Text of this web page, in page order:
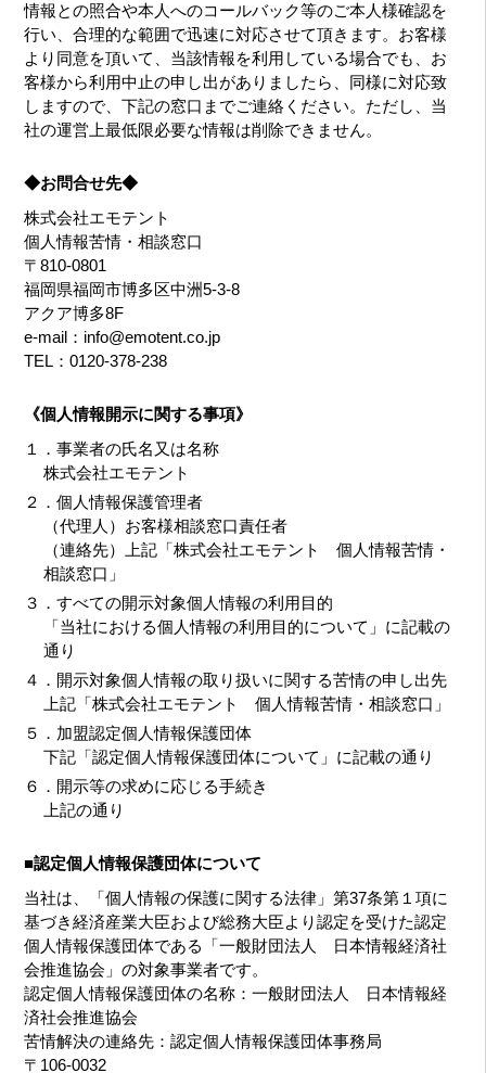
情報との照合や本人へのコールバック等のご本人様確認を
行い、合理的な範囲で迅速に対応させて頂きます。お客様
より同意を頂いて、当該情報を利用している場合でも、お
客様から利用中止の申し出がありましたら、同様に対応致
しますので、下記の窓口までご連絡ください。ただし、当
社の運営上最低限必要な情報は削除できません。
◆お問合せ先◆
株式会社エモテント
個人情報苦情・相談窓口
〒810-0801
福岡県福岡市博多区中洲5-3-8
アクア博多8F
e-mail： info@emotent.co.jp
TEL：0120-378-238
《個人情報開示に関する事項》
１．事業者の氏名又は名称
株式会社エモテント
２．個人情報保護管理者
（代理人）お客様相談窓口責任者
（連絡先）上記「株式会社エモテント 個人情報苦情・
相談窓口」
３．すべての開示対象個人情報の利用目的
「当社における個人情報の利用目的について」に記載の
通り
４．開示対象個人情報の取り扱いに関する苦情の申し出先
上記「株式会社エモテント 個人情報苦情・相談窓口」
５．加盟認定個人情報保護団体
下記「認定個人情報保護団体について」に記載の通り
６．開示等の求めに応じる手続き
上記の通り
■認定個人情報保護団体について
当社は、「個人情報の保護に関する法律」第37条第１項に
基づき経済産業大臣および総務大臣より認定を受けた認定
個人情報保護団体である「一般財団法人 日本情報経済社
会推進協会」の対象事業者です。
認定個人情報保護団体の名称：一般財団法人 日本情報経
済社会推進協会
苦情解決の連絡先：認定個人情報保護団体事務局
〒106-0032